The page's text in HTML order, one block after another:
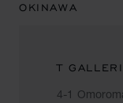
OKINAWA
T
4-1